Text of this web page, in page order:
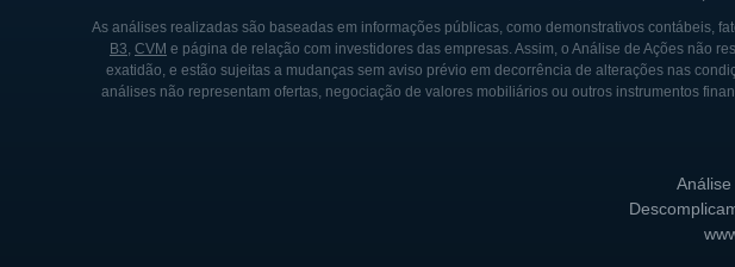
A estrutura acionária da Nymox é caracterizada
institucionais quanto pessoas físicas. A
também experiência e redes de contatos que
comercialização dos produtos da empresa. O
Os controladores da Nymox incluem seu
direcionar a estratégia e a gestão da empresa.
As análises realizadas são baseadas em informações públicas, como demonstrativos contábeis,
B3, CVM e página de relação com investidores das empresas. Assim, o Análise de Ações não
exatidão, e estão sujeitas a mudanças sem aviso prévio em decorrência de alterações nas
análises não representam ofertas, negociação de valores mobiliários ou outros instrumentos